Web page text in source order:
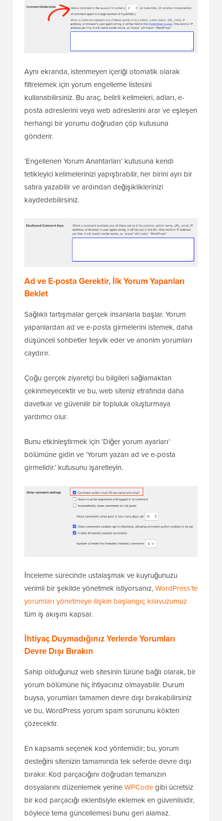
Aynı ekranda, istenmeyen içeriği otomatik olarak
filtrelemek için yorum engelleme listesini
kullanabilirsiniz. Bu araç, belirli kelimeleri, adları, e-
posta adreslerini veya web adreslerini arar ve eşleşen
herhangi bir yorumu doğrudan çöp kutusuna
gönderir.
‘Engellenen Yorum Anahtarları’ kutusuna kendi
tetikleyici kelimelerinizi yapıştırabilir, her birini ayrı bir
satıra yazabilir ve ardından değişikliklerinizi
kaydedebilirsiniz.
Ad ve E-posta Gerektir, İlk Yorum Yapanları
Beklet
Sağlıklı tartışmalar gerçek insanlarla başlar. Yorum
yapanlardan ad ve e-posta girmelerini istemek, daha
düşünceli sohbetler teşvik eder ve anonim yorumları
caydırır.
Çoğu gerçek ziyaretçi bu bilgileri sağlamaktan
çekinmeyecektir ve bu, web siteniz etrafında daha
davetkar ve güvenilir bir topluluk oluşturmaya
yardımcı olur.
Bunu etkinleştirmek için ‘Diğer yorum ayarları’
bölümüne gidin ve ‘Yorum yazarı ad ve e-posta
girmelidir.’ kutusunu işaretleyin.
İnceleme sürecinde ustalaşmak ve kuyruğunuzu
verimli bir şekilde yönetmek istiyorsanız,WordPress’te
yorumları yönetmeye ilişkin başlangıç kılavuzumuz
tüm iş akışını kapsar.
İhtiyaç Duymadığınız Yerlerde Yorumları
Devre Dışı Bırakın
Sahip olduğunuz web sitesinin türüne bağlı olarak, bir
yorum bölümüne hiç ihtiyacınız olmayabilir. Durum
buysa, yorumları tamamen devre dışı bırakabilirsiniz
ve bu, WordPress yorum spam sorununu kökten
çözecektir.
En kapsamlı seçenek kod yöntemidir; bu, yorum
desteğini sitenizin tamamında tek seferde devre dışı
bırakır. Kod parçacığını doğrudan temanızın
dosyalarını düzenlemek yerineWPCodegibi ücretsiz
bir kod parçacığı eklentisiyle eklemek en güvenlisidir,
böylece tema güncellemesi bunu geri alamaz.